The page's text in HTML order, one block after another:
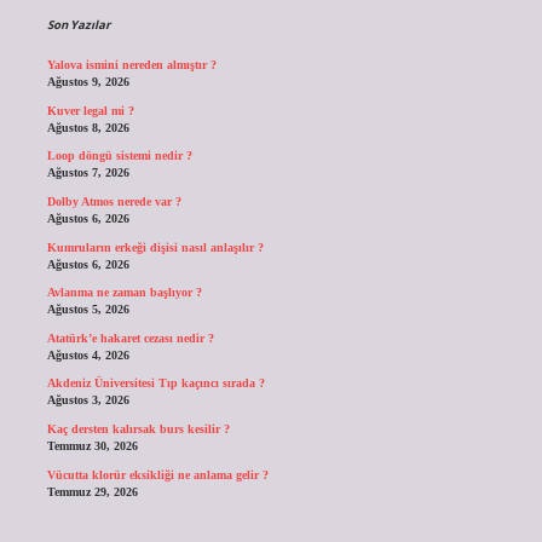
Son Yazılar
Yalova ismini nereden almıştır ?
Ağustos 9, 2026
Kuver legal mi ?
Ağustos 8, 2026
Loop döngü sistemi nedir ?
Ağustos 7, 2026
Dolby Atmos nerede var ?
Ağustos 6, 2026
Kumruların erkeği dişisi nasıl anlaşılır ?
Ağustos 6, 2026
Avlanma ne zaman başlıyor ?
Ağustos 5, 2026
Atatürk’e hakaret cezası nedir ?
Ağustos 4, 2026
Akdeniz Üniversitesi Tıp kaçıncı sırada ?
Ağustos 3, 2026
Kaç dersten kalırsak burs kesilir ?
Temmuz 30, 2026
Vücutta klorür eksikliği ne anlama gelir ?
Temmuz 29, 2026